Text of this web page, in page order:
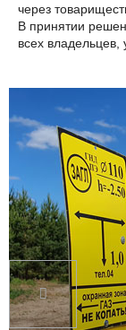
через
В принятии
всех